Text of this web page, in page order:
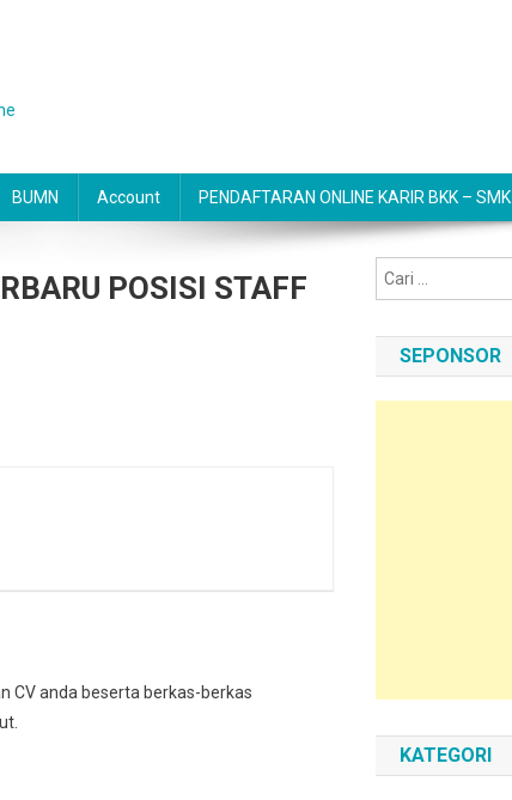
BUMN Account PENDAFTARAN ONLINE KARIR BKK – SMK
POSISI STAFF
CV anda beserta berkas-berkas
SEPONSOR
KATEGORI